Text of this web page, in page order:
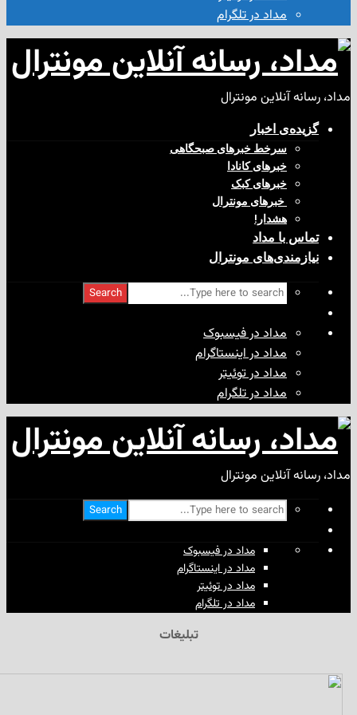
مداد در تلگرام
مونترال
اخبار
سرخط خبرهای صبحگاهی
خبرهای کانادا
خبرهای کبک
‌ خبرهای مونترال
مداد
مونترال
Search
مداد در فیسبوک
مداد در اینستاگرام
مداد در توئیتر
مداد در تلگرام
مونترال
Search
مداد در فیسبوک
مداد در اینستاگرام
مداد در توئیتر
مداد در تلگرام